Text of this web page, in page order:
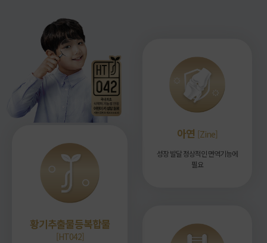
황기추출물등복합물
[HT042]
아연 [Zine]
성장 발달정상적인 면역기능에
필요